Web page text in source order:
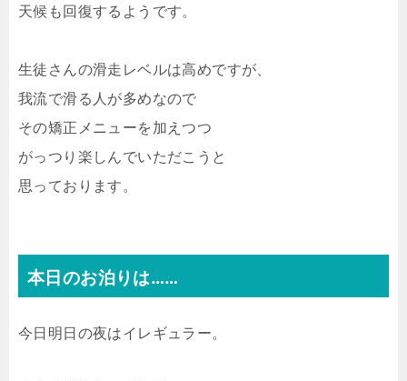
天候も回復するようです。
生徒さんの滑走レベルは高めですが、
我流で滑る人が多めなので
その矯正メニューを加えつつ
がっつり楽しんでいただこうと
思っております。
本日のお泊りは……
今日明日の夜はイレギュラー。